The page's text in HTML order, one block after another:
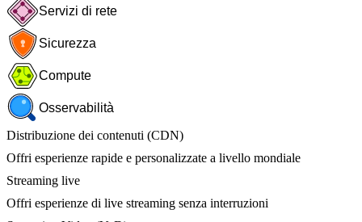
Servizi di rete
Sicurezza
Compute
Osservabilità
Distribuzione dei contenuti (CDN)
Offri esperienze rapide e personalizzate a livello mondiale
Streaming live
Offri esperienze di live streaming senza interruzioni